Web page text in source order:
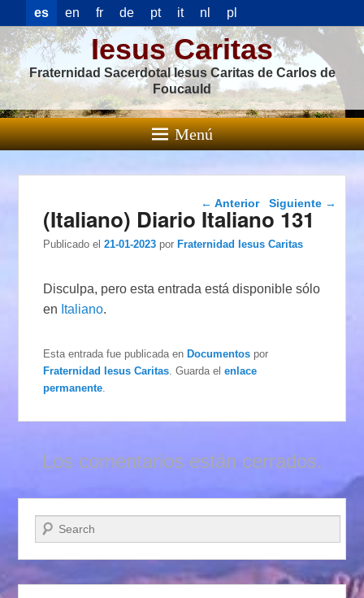
es en fr de pt it nl pl
Iesus Caritas
Fraternidad Sacerdotal Iesus Caritas de Carlos de
Foucauld
Menú
Navegación de
entradas
← Anterior Siguiente →
(Italiano) Diario Italiano 131
Publicado el 21-01-2023 porFraternidad Iesus Caritas
Disculpa, pero esta entrada está disponible sólo
en Italiano.
Esta entrada fue publicada enDocumentos por
Fraternidad Iesus Caritas . Guarda elenlace
permanente
Los comentarios están cerrados.
Buscar